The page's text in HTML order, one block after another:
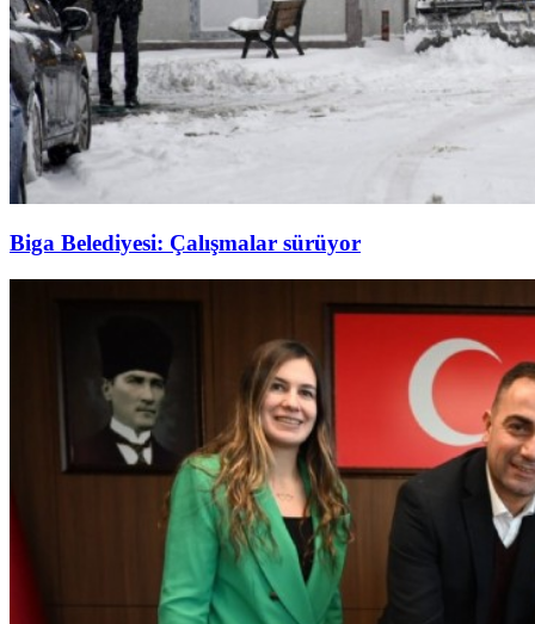
Biga Belediyesi: Çalışmalar sürüyor